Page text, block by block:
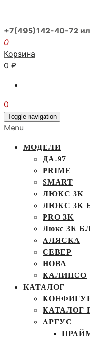
+7(495)142-40-72
0
Корзина
0 ₽
0
Toggle navigation
Menu
МОДЕЛИ
ДА-97
PRIME
SMART
ЛЮКС 3К
ЛЮКС 3К
PRO 3K
Люкс 3К
АЛЯСКА
СЕВЕР
НОВА
КАЛИПСО
КАТАЛОГ
КАТАЛОГ
АРГУС